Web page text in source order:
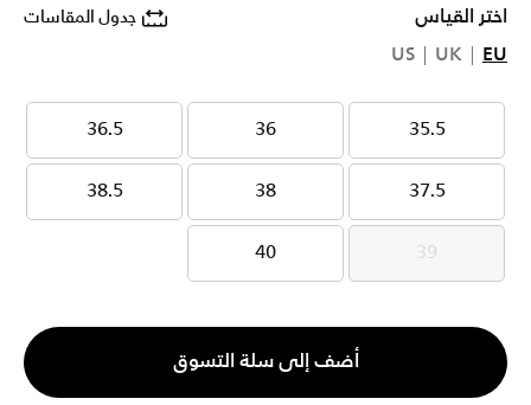
اختر القياس جدول المقاسات
EU
UK
US
35.5
35.5
36
36
36.5
36.5
37.5
37.5
38
38
38.5
38.5
39
39
40
40
الكمية
1
أضف إلى سلة التسوق